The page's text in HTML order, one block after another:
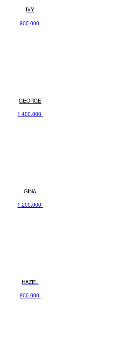
IVY
900.000
GEORGE
1.400.000
GINA
1.200.000
HAZEL
900.000